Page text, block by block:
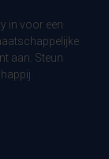
in voor een
aan. Steun